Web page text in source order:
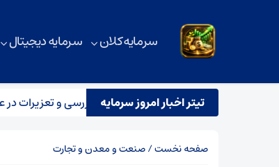
سرمایه کلان سرمایه دیجیتال
تیتر اخبار امروز سرمایه
نظارتی سازمان هواپیمایی، بازرسی و تعزیرات در
صفحه نخست/صنعت و معدن و تجارت